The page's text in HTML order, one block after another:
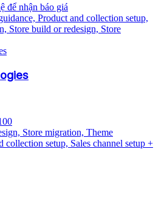
để nhận báo giá
Product and collection setup,
Store build or redesign, Store
Store migration, Theme
collection setup, Sales channel setup +